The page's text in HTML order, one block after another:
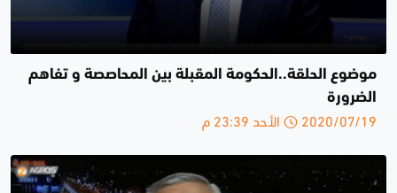
موضوع الحلقة..الحكومة المقبلة بين المحاصصة و تفاهم
الضرورة
2020/07/19 الأحد 23:39 م